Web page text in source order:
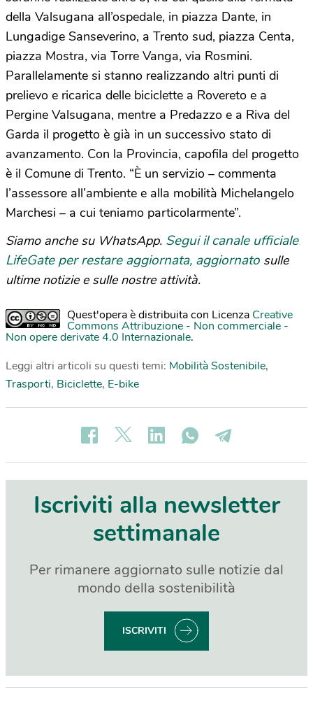
della Valsugana all’ospedale, in piazza Dante, in
Lungadige Sanseverino, a Trento sud, piazza Centa,
piazza Mostra, via Torre Vanga, via Rosmini.
Parallelamente si stanno realizzando altri punti di
prelievo e ricarica delle biciclette a Rovereto e a
Pergine Valsugana, mentre a Predazzo e a Riva del
Garda il progetto è già in un successivo stato di
avanzamento. Con la Provincia, capofila del progetto
è il Comune di Trento. “È un servizio – commenta
l’assessore all’ambiente e alla mobilità Michelangelo
Marchesi – a cui teniamo particolarmente”.
Siamo anche su WhatsApp. Segui il canale ufficiale
LifeGate per restare aggiornata, aggiornato sulle
ultime notizie e sulle nostre attività.
Quest'opera è distribuita con Licenza Creative
Commons Attribuzione - Non commerciale -
Non opere derivate 4.0 Internazionale.
Leggi altri articoli su questi temi: Mobilità Sostenibile,
Trasporti, Biciclette, E-bike
Iscriviti alla newsletter
settimanale
Per rimanere aggiornato sulle notizie dal
mondo della sostenibilità
ISCRIVITI